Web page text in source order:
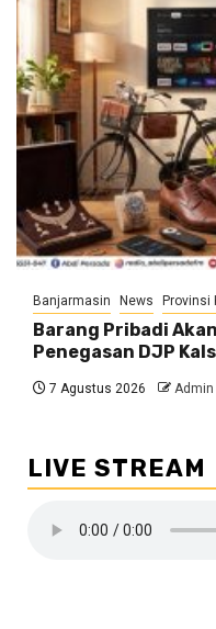
Banjarmasin News Provinsi
Barang Pribadi
Penegasan DJP
7 Agustus 2026 Admin
LIVE STREAM